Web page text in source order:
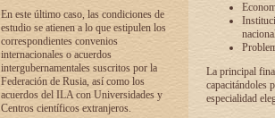
En este último caso, las condiciones de
estudio se atienen a lo que estipulen los
correspondientes convenios
internacionales o acuerdos
intergubernamentales suscritos por la
Federación de Rusia, así como los
acuerdos del ILA con Universidades y
Centros científicos extranjeros.
La principal
capacitándoles
especialidad